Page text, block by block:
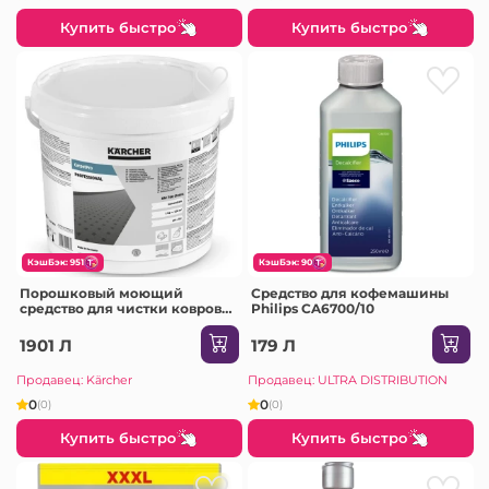
Купить быстро Купить быстро
КэшБэк: 951
Порошковый моющий
средство для чистки ковров
CarpetPro RM 760 Classic, 10 кг
1901 Л
Продавец: Kärcher
0(0)
Купить быстро
КэшБэк: 90
Средство для кофемашины
Philips CA6700/10
179 Л
Продавец: ULTRA DISTRIBUTION
0(0)
Купить быстро